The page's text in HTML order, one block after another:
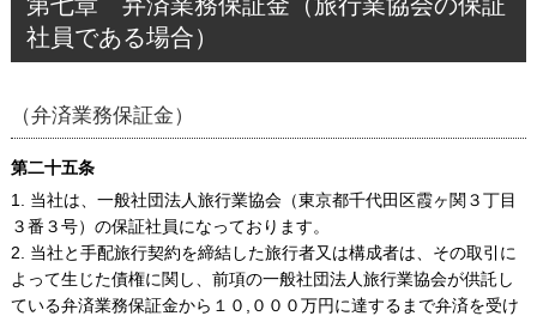
社員である場合）
（弁済業務保証金）
第二十五条
1. 当社は、一般社団法人旅行業協会（東京都千代田区霞ヶ関３丁目
３番３号）の保証社員になっております。
2. 当社と手配旅行契約を締結した旅行者又は構成者は、その取引に
よって生じた債権に関し、前項の一般社団法人旅行業協会が供託し
ている弁済業務保証金から１０,０００万円に達するまで弁済を受け